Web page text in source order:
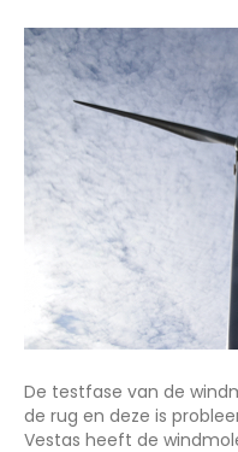
De testfase van de
de rug en deze is
Vestas heeft de